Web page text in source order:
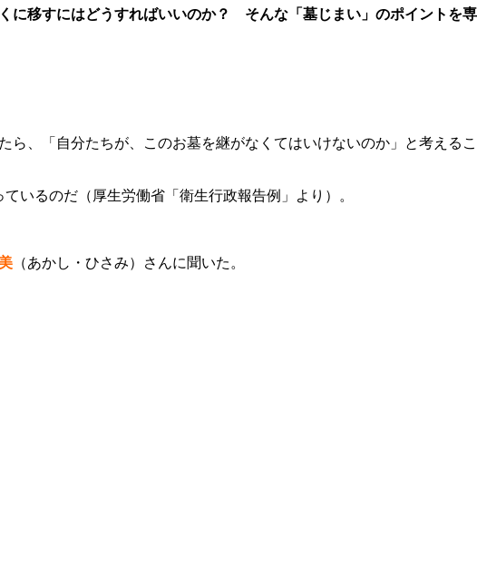
に移すにはどうすればいいのか？ そんな「墓じまい」のポイントを専
、「自分たちが、このお墓を継がなくてはいけないのか」と考えるこ
いるのだ（厚生労働省「衛生行政報告例」より）。
（あかし・ひさみ）さんに聞いた。